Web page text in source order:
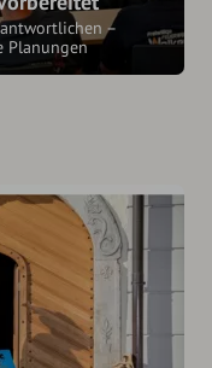
–
Planungen